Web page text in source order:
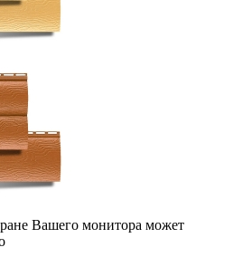
Вашего монитора может